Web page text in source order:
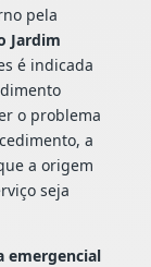
pela
Jardim
é indicada
o problema
a
a origem
seja
emergencial